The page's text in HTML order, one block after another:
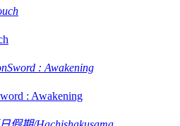
: Awakening